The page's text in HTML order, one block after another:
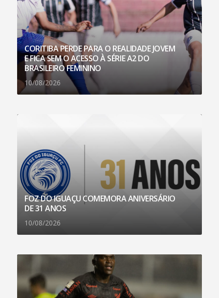
CORITIBA PERDE PARA O REALIDADE JOVEM
E FICA SEM O ACESSO À SÉRIE A2 DO
BRASILEIRO FEMININO
10/08/2026
FOZ DO IGUAÇU COMEMORA ANIVERSÁRIO
DE 31 ANOS
10/08/2026